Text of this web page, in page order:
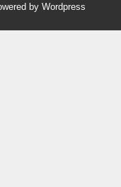
by Wordpress